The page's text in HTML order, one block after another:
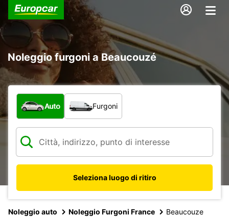
Noleggio furgoni a Beaucouzé
Scegli la tipologia di veicolo:
Auto Furgoni
Seleziona luogo di ritiro
Noleggio auto Noleggio Furgoni France Beaucouze